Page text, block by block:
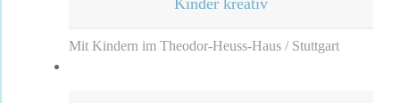
Kinder kreativ
Mit Kindern im Theodor-Heuss-Haus / Stuttgart